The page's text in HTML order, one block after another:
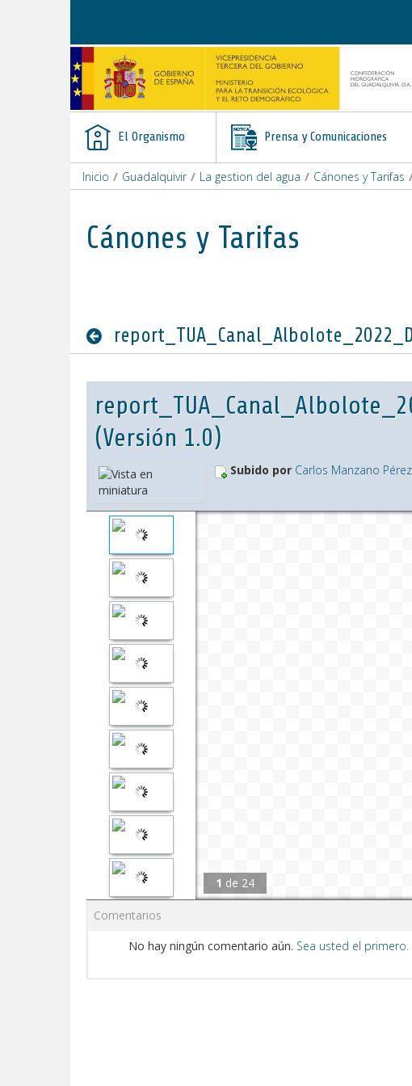
El Organismo Prensa y Comunicaciones
Inicio / Guadalquivir / La gestion del agua / Cánones y Tarifas
Cánones y Tarifas
(Versión 1.0)
Subido por Carlos Manzano
1 de 24
Comentarios
No hay ningún comentario aún. Sea usted el primero.